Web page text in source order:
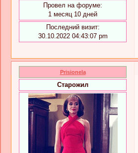
Провел на форуме:
1 месяц 10 дней
Последний визит:
30.10.2022 04:43:07 pm
Prisionela
Старожил